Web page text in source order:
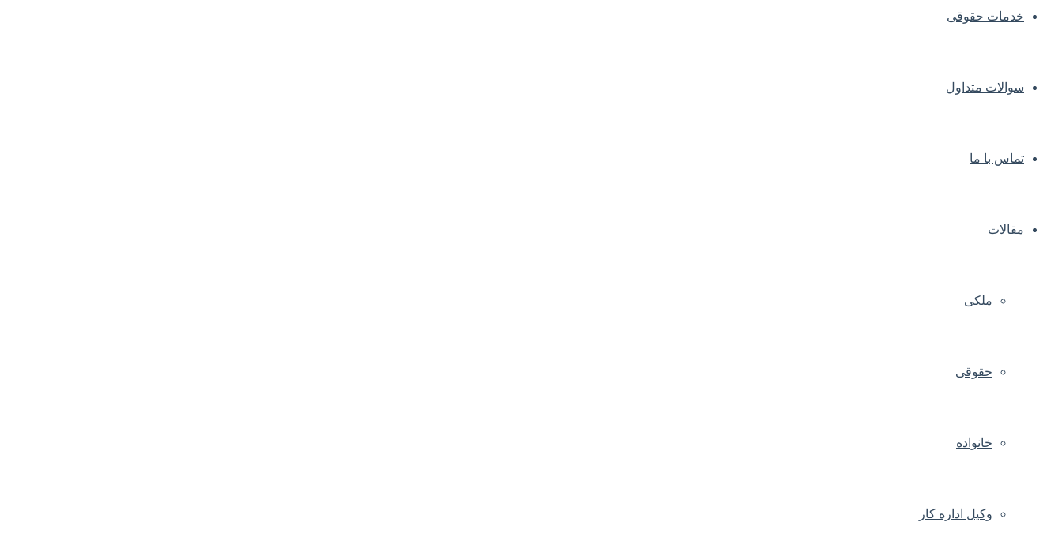
خدمات حقوقی
سوالات متداول
تماس با ما
مقالات
ملکی
حقوقی
خانواده
وکیل اداره کار